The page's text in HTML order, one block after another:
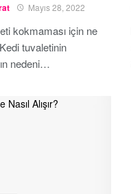
Mayıs 28, 2022
kokmaması için ne
tuvaletinin
nedeni…